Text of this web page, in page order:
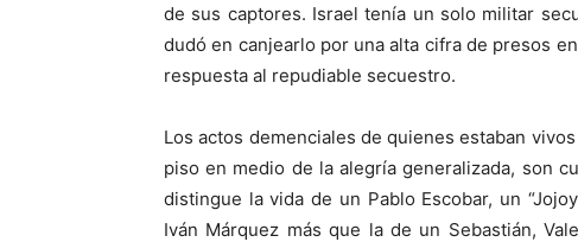
de sus captores. Israel tenía un solo militar
dudó en canjearlo por una alta cifra de presos
respuesta al repudiable secuestro.
Los actos demenciales de quienes estaban
piso en medio de la alegría generalizada, son
distingue la vida de un Pablo Escobar, un
Iván Márquez más que la de un Sebastián,